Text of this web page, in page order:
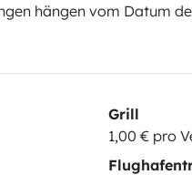
hängen vom Datum
Grill
1,00 € pro